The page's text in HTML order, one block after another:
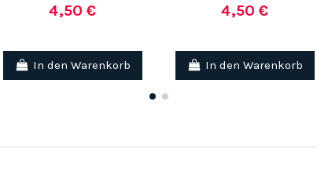
4,50 €
In den Warenkorb
4,50 €
In den Warenkorb